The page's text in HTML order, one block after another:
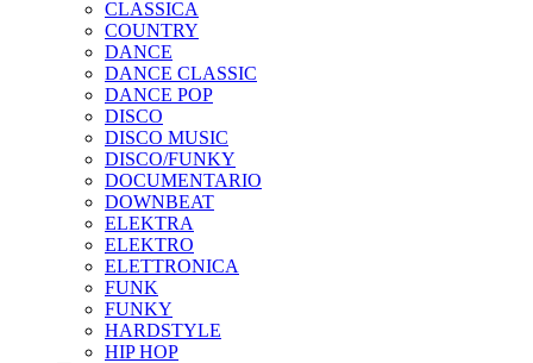
CLASSICA
COUNTRY
DANCE
DANCE CLASSIC
DANCE POP
DISCO
DISCO MUSIC
DISCO/FUNKY
DOCUMENTARIO
DOWNBEAT
ELEKTRA
ELEKTRO
ELETTRONICA
FUNK
FUNKY
HARDSTYLE
HIP HOP